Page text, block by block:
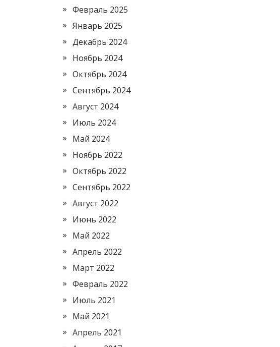
Февраль 2025
Январь 2025
Декабрь 2024
Ноябрь 2024
Октябрь 2024
Сентябрь 2024
Август 2024
Июль 2024
Май 2024
Ноябрь 2022
Октябрь 2022
Сентябрь 2022
Август 2022
Июнь 2022
Май 2022
Апрель 2022
Март 2022
Февраль 2022
Июль 2021
Май 2021
Апрель 2021